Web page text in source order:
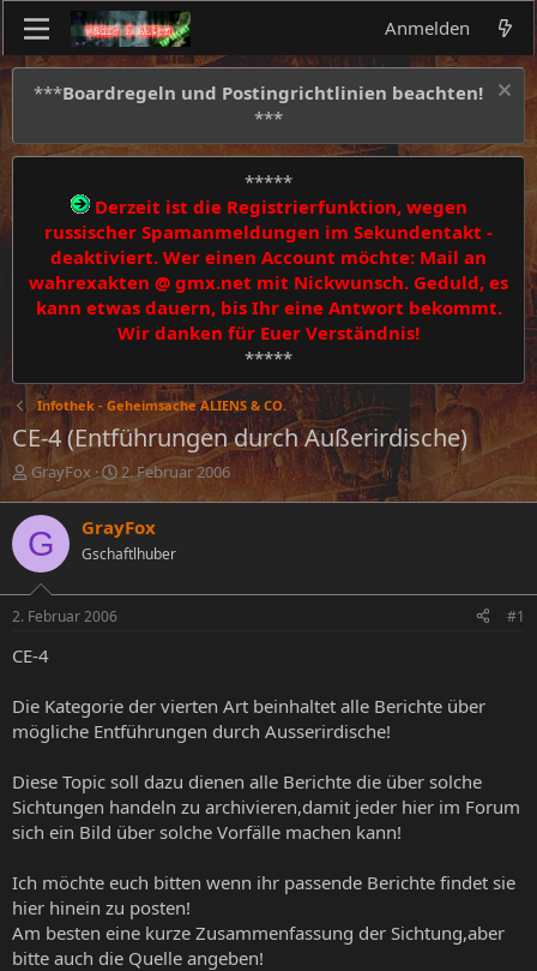
Anmelden
***Boardregeln und Postingrichtlinien beachten!
***
*****
Derzeit ist die Registrierfunktion, wegen
russischer Spamanmeldungen im Sekundentakt -
deaktiviert. Wer einen Account möchte: Mail an
wahrexakten @ gmx.net mit Nickwunsch. Geduld, es
kann etwas dauern, bis Ihr eine Antwort bekommt.
Wir danken für Euer Verständnis!
*****
Infothek - Geheimsache ALIENS & CO.
CE-4 (Entführungen durch Außerirdische)
E
s
t
e
l
l
e
GrayFox
E
t
e
l
2. Februar 2006
G GrayFox
Gschaftlhuber
2. Februar 2006 #1
CE-4
Die Kategorie der vierten Art beinhaltet alle Berichte über
mögliche Entführungen durch Ausserirdische!
Diese Topic soll dazu dienen alle Berichte die über solche
Sichtungen handeln zu archivieren,damit jeder hier im Forum
sich ein Bild über solche Vorfälle machen kann!
Ich möchte euch bitten wenn ihr passende Berichte findet sie
hier hinein zu posten!
Am besten eine kurze Zusammenfassung der Sichtung,aber
bitte auch die Quelle angeben!